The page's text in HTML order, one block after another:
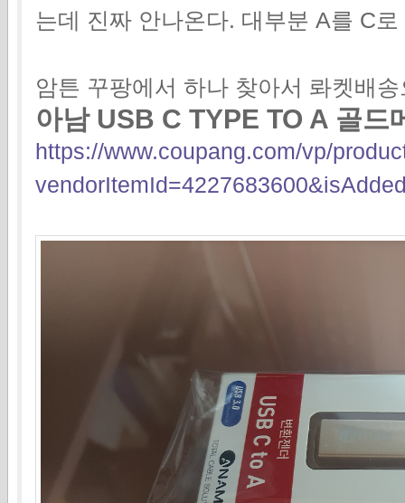
는데 진짜 안나온다. 대부분 A를 C
암튼 꾸팡에서 하나 찾아서 롸켓배
아남 USB C TYPE TO A 골드
https://www.coupang.com/vp/